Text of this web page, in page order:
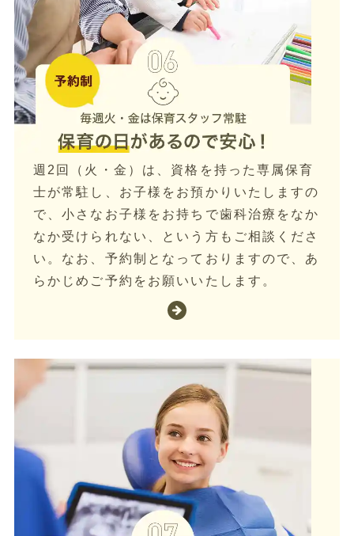
週2回（火・金）は、資格を持った専属保育
士が常駐し、お子様をお預かりいたしますの
で、小さなお子様をお持ちで歯科治療をなか
なか受けられない、という方もご相談くださ
い。なお、予約制となっておりますので、あ
らかじめご予約をお願いいたします。